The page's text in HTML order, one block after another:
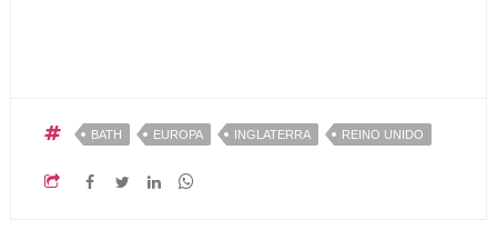
BATH EUROPA INGLATERRA REINO UNIDO